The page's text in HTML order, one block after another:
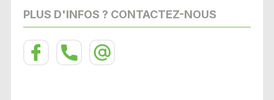
PLUS D'INFOS ? CONTACTEZ-NOUS